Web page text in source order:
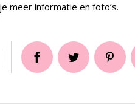
meer informatie en foto’s.